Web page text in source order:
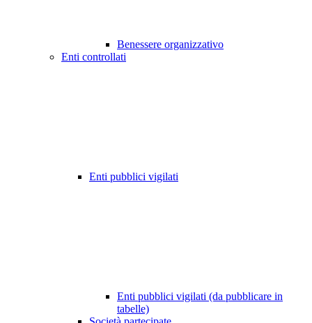
Benessere organizzativo
Enti controllati
Enti pubblici vigilati
Enti pubblici vigilati (da pubblicare in
tabelle)